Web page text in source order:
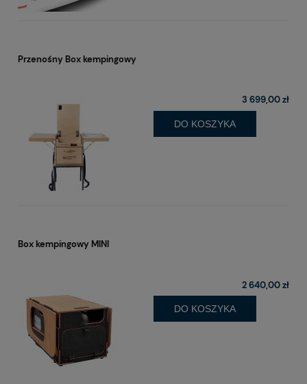
Przenośny Box kempingowy
3 699,00 zł
DO KOSZYKA
Box kempingowy MINI
2 640,00 zł
DO KOSZYKA